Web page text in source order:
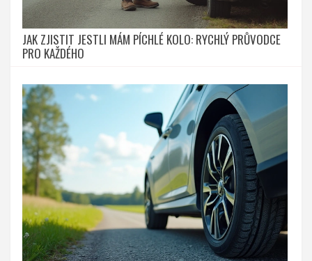
JAK ZJISTIT JESTLI MÁM PÍCHLÉ KOLO: RYCHLÝ PRŮVODCE
PRO KAŽDÉHO